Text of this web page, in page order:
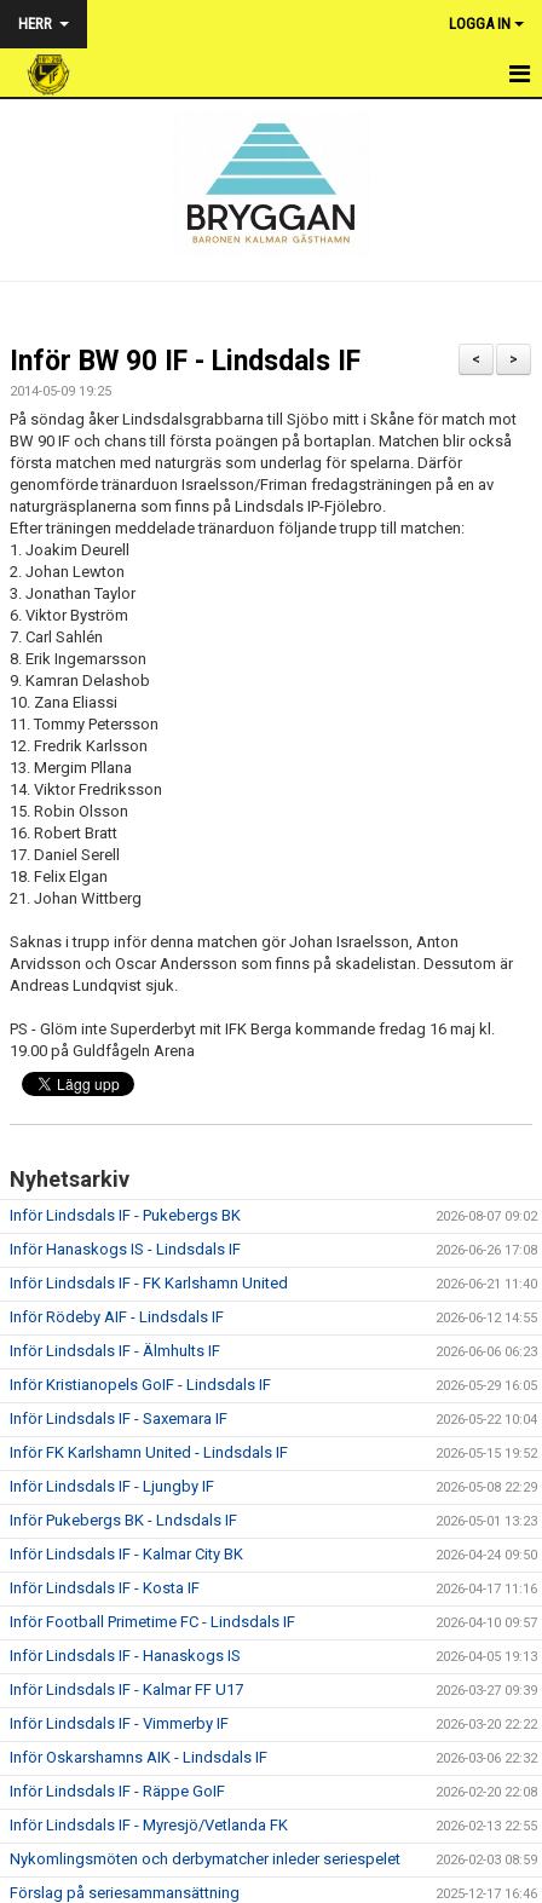
HERR LOGGA IN
BILDGALLERI
DOKUMENT
KONTAKT
>
<
Inför BW 90 IF - Lindsdals IF
2014-05-09 19:25
På söndag åker Lindsdalsgrabbarna till Sjöbo mitt i Skåne för match mot
BW 90 IF och chans till första poängen på bortaplan. Matchen blir också
första matchen med naturgräs som underlag för spelarna. Därför
genomförde tränarduon Israelsson/Friman fredagsträningen på en av
naturgräsplanerna som finns på Lindsdals IP-Fjölebro.
Efter träningen meddelade tränarduon följande trupp till matchen:
1. Joakim Deurell
2. Johan Lewton
3. Jonathan Taylor
6. Viktor Byström
7. Carl Sahlén
8. Erik Ingemarsson
9. Kamran Delashob
10. Zana Eliassi
11. Tommy Petersson
12. Fredrik Karlsson
13. Mergim Pllana
14. Viktor Fredriksson
15. Robin Olsson
16. Robert Bratt
17. Daniel Serell
18. Felix Elgan
21. Johan Wittberg
Saknas i trupp inför denna matchen gör Johan Israelsson, Anton
Arvidsson och Oscar Andersson som finns på skadelistan. Dessutom är
Andreas Lundqvist sjuk.
PS - Glöm inte Superderbyt mit IFK Berga kommande fredag 16 maj kl.
19.00 på Guldfågeln Arena
Nyhetsarkiv
Inför Lindsdals IF - Pukebergs BK 2026-08-07 09:02
Inför Hanaskogs IS - Lindsdals IF 2026-06-26 17:08
Inför Lindsdals IF - FK Karlshamn United 2026-06-21 11:40
Inför Rödeby AIF - Lindsdals IF 2026-06-12 14:55
Inför Lindsdals IF - Älmhults IF 2026-06-06 06:23
Inför Kristianopels GoIF - Lindsdals IF 2026-05-29 16:05
Inför Lindsdals IF - Saxemara IF 2026-05-22 10:04
Inför FK Karlshamn United - Lindsdals IF 2026-05-15 19:52
Inför Lindsdals IF - Ljungby IF 2026-05-08 22:29
Inför Pukebergs BK - Lndsdals IF 2026-05-01 13:23
Inför Lindsdals IF - Kalmar City BK 2026-04-24 09:50
Inför Lindsdals IF - Kosta IF 2026-04-17 11:16
Inför Football Primetime FC - Lindsdals IF 2026-04-10 09:57
Inför Lindsdals IF - Hanaskogs IS 2026-04-05 19:13
Inför Lindsdals IF - Kalmar FF U17 2026-03-27 09:39
Inför Lindsdals IF - Vimmerby IF 2026-03-20 22:22
Inför Oskarshamns AIK - Lindsdals IF 2026-03-06 22:32
Inför Lindsdals IF - Räppe GoIF 2026-02-20 22:08
Inför Lindsdals IF - Myresjö/Vetlanda FK 2026-02-13 22:55
Nykomlingsmöten och derbymatcher inleder seriespelet 2026-02-03 08:59
Förslag på seriesammansättning 2025-12-17 16:46